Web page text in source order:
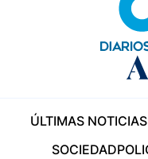
ÚLTIMAS NOTICIAS
SOCIEDAD